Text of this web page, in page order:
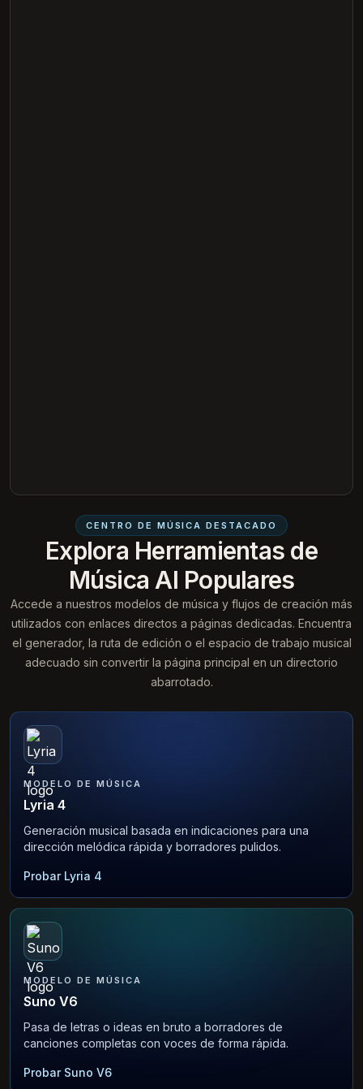
CENTRO DE MÚSICA DESTACADO
Explora Herramientas de
Música AI Populares
Accede a nuestros modelos de música y flujos de creación más
utilizados con enlaces directos a páginas dedicadas. Encuentra
el generador, la ruta de edición o el espacio de trabajo musical
adecuado sin convertir la página principal en un directorio
abarrotado.
MODELO DE MÚSICA
Lyria 4
Generación musical basada en indicaciones para una
dirección melódica rápida y borradores pulidos.
Probar Lyria 4
MODELO DE MÚSICA
Suno V6
Pasa de letras o ideas en bruto a borradores de
canciones completas con voces de forma rápida.
Probar Suno V6